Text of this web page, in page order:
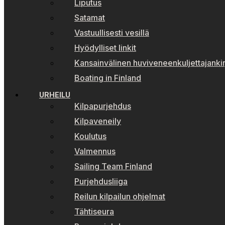
Liputus
Satamat
Vastuullisesti vesillä
Hyödylliset linkit
Kansainvälinen
Boating in Finland
URHEILU
Kilpapurjehdus
Kilpaveneily
Koulutus
Valmennus
Sailing Team Finland
Purjehdusliiga
Reilun kilpailun ohjelmat
Tähtiseura